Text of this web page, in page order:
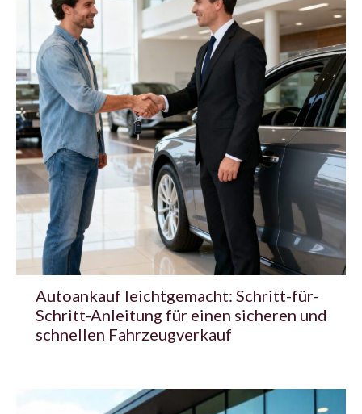
Autoankauf leichtgemacht: Schritt-für-
Schritt-Anleitung für einen sicheren und
schnellen Fahrzeugverkauf